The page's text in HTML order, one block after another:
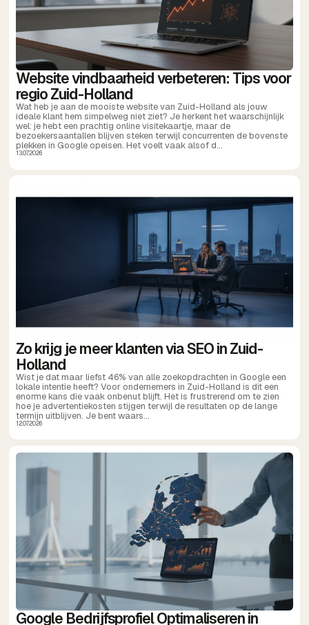
Website vindbaarheid verbeteren: Tips voor
regio Zuid-Holland
Wat heb je aan de mooiste website van Zuid-Holland als jouw
ideale klant hem simpelweg niet ziet? Je herkent het waarschijnlijk
wel: je hebt een prachtig online visitekaartje, maar de
bezoekersaantallen blijven steken terwijl concurrenten de bovenste
plekken in Google opeisen. Het voelt vaak alsof d...
13.07.2026
Zo krijg je meer klanten via SEO in Zuid-
Holland
Wist je dat maar liefst 46% van alle zoekopdrachten in Google een
lokale intentie heeft? Voor ondernemers in Zuid-Holland is dit een
enorme kans die vaak onbenut blijft. Het is frustrerend om te zien
hoe je advertentiekosten stijgen terwijl de resultaten op de lange
termijn uitblijven. Je bent waars...
12.07.2026
Google Bedrijfsprofiel Optimaliseren in